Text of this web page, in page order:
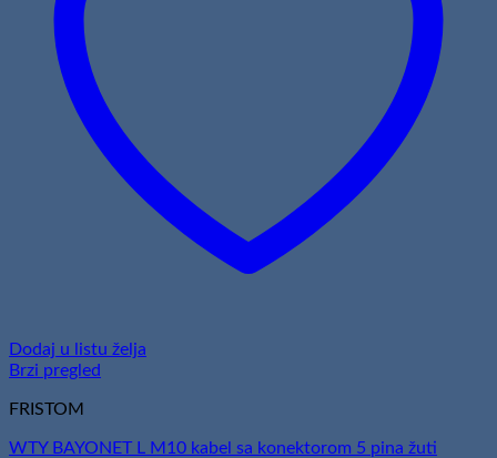
Dodaj u listu želja
Brzi pregled
FRISTOM
WTY BAYONET L M10 kabel sa konektorom 5 pina žuti